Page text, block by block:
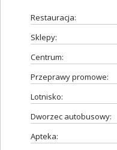
Restauracja:
Sklepy:
Centrum:
Przeprawy promowe:
Lotnisko:
Dworzec autobusowy:
Apteka: